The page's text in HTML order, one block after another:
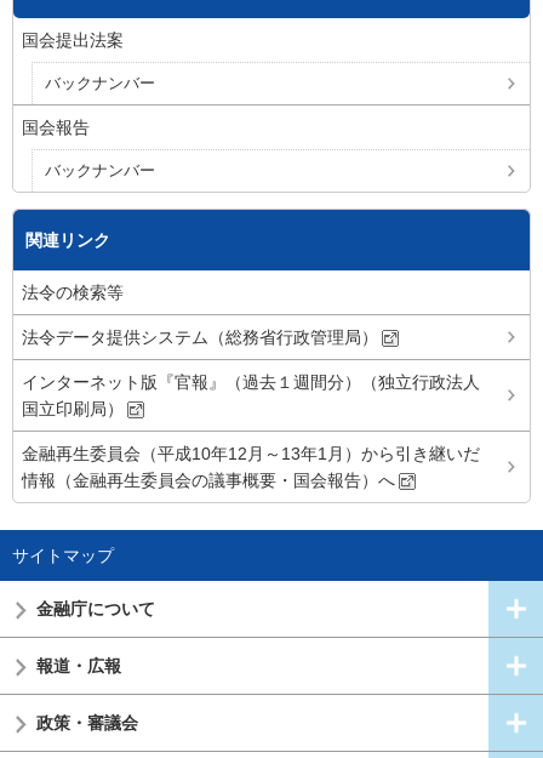
国会提出法案
バックナンバー
国会報告
バックナンバー
関連リンク
法令の検索等
法令データ提供システム（総務省行政管理局）
インターネット版『官報』（過去１週間分）（独立行政法人
国立印刷局）
金融再生委員会（平成10年12月～13年1月）から引き継いだ
情報（金融再生委員会の議事概要・国会報告）へ
サイトマップ
金融庁について
報道・広報
政策・審議会